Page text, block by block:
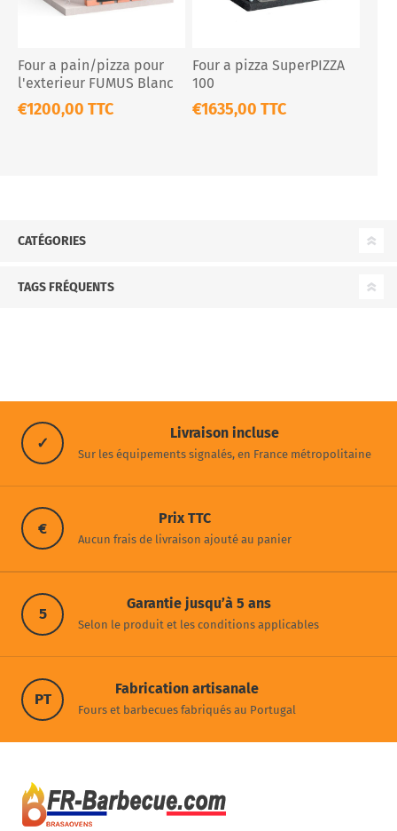
Four a pain/pizza pour
l'exterieur FUMUS Blanc
€1200,00 TTC
Four a pizza SuperPIZZA
100
€1635,00 TTC
CATÉGORIES
TAGS FRÉQUENTS
✓
Livraison incluse
Sur les équipements signalés, en France métropolitaine
€
Prix TTC
Aucun frais de livraison ajouté au panier
5
Garantie jusqu’à 5 ans
Selon le produit et les conditions applicables
PT
Fabrication artisanale
Fours et barbecues fabriqués au Portugal